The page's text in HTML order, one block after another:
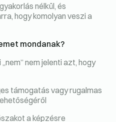
nélkül, és
hogy komolyan veszi a
mondanak?
nem jelenti azt, hogy
támogatás vagy rugalmas
a képzésre